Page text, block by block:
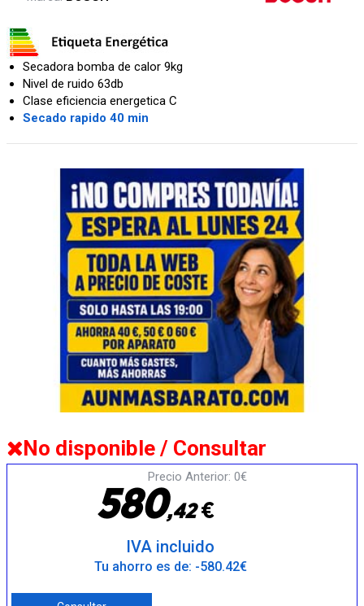
Secadora bomba de calor 9kg
Nivel de ruido 63db
Clase eficiencia energetica C
Secado rapido 40 min
No disponible / Consultar
Precio Anterior: 0€
580,42€
IVA incluido
Tu ahorro es de: -580.42€